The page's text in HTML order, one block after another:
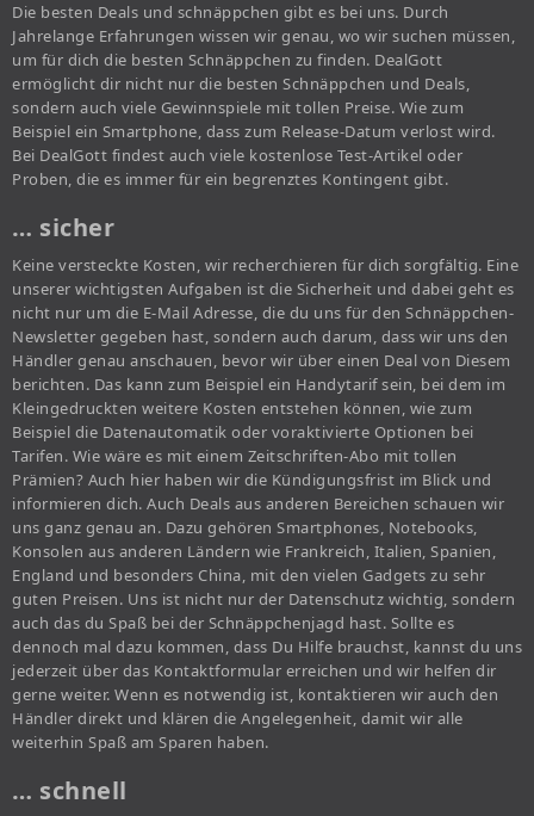
Die besten Deals und schnäppchen gibt es bei uns. Durch
Jahrelange Erfahrungen wissen wir genau, wo wir suchen müssen,
um für dich die besten Schnäppchen zu finden. DealGott
ermöglicht dir nicht nur die besten Schnäppchen und Deals,
sondern auch viele Gewinnspiele mit tollen Preise. Wie zum
Beispiel ein Smartphone, dass zum Release-Datum verlost wird.
Bei DealGott findest auch viele kostenlose Test-Artikel oder
Proben, die es immer für ein begrenztes Kontingent gibt.
… sicher
Keine versteckte Kosten, wir recherchieren für dich sorgfältig. Eine
unserer wichtigsten Aufgaben ist die Sicherheit und dabei geht es
nicht nur um die E-Mail Adresse, die du uns für den Schnäppchen-
Newsletter gegeben hast, sondern auch darum, dass wir uns den
Händler genau anschauen, bevor wir über einen Deal von Diesem
berichten. Das kann zum Beispiel ein Handytarif sein, bei dem im
Kleingedruckten weitere Kosten entstehen können, wie zum
Beispiel die Datenautomatik oder voraktivierte Optionen bei
Tarifen. Wie wäre es mit einem Zeitschriften-Abo mit tollen
Prämien? Auch hier haben wir die Kündigungsfrist im Blick und
informieren dich. Auch Deals aus anderen Bereichen schauen wir
uns ganz genau an. Dazu gehören Smartphones, Notebooks,
Konsolen aus anderen Ländern wie Frankreich, Italien, Spanien,
England und besonders China, mit den vielen Gadgets zu sehr
guten Preisen. Uns ist nicht nur der Datenschutz wichtig, sondern
auch das du Spaß bei der Schnäppchenjagd hast. Sollte es
dennoch mal dazu kommen, dass Du Hilfe brauchst, kannst du uns
jederzeit über das Kontaktformular erreichen und wir helfen dir
gerne weiter. Wenn es notwendig ist, kontaktieren wir auch den
Händler direkt und klären die Angelegenheit, damit wir alle
weiterhin Spaß am Sparen haben.
… schnell